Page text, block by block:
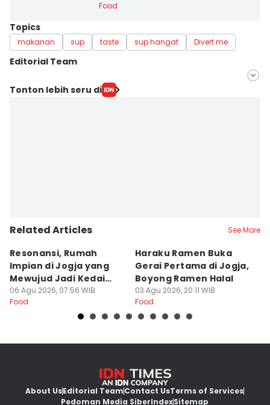
Food
Topics
makanan sup taste sup hangat Divert me
Editorial Team
Editor
Tonton lebih seru di
Related Articles See More
Resonansi, Rumah
Impian di Jogja yang
Mewujud Jadi Kedai
Ramen dan Burger
06 Agu 2026, 07:56 WIB
Food
Haraku Ramen Buka
Gerai Pertama di Jogja,
Boyong Ramen Halal
03 Agu 2026, 20:11 WIB
Food
About UsEditorial TeamContact UsTerms of Services
Pedoman Media SiberIndexSitemap